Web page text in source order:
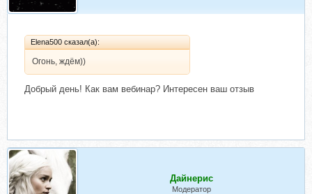
Elena500 сказал(а):
Огонь, ждём))
Добрый день! Как вам вебинар? Интересен ваш отзыв
Дайнерис
Модератор